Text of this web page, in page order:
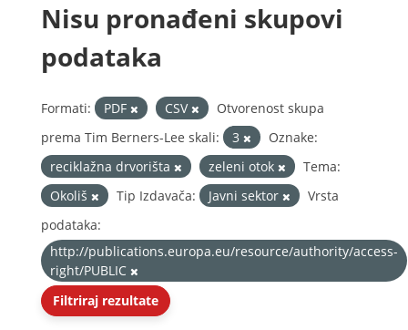
Nisu pronađeni skupovi
podataka
Formati: PDF CSV
Otvorenost skupa
prema Tim Berners-Lee skali:
3
Oznake:
reciklažna drvorišta
zeleni otok
Tema:
Okoliš
Tip Izdavača: Javni sektor
Vrsta
podataka:
http://publications.europa.eu/resource/authority/access-
right/PUBLIC
Filtriraj rezultate